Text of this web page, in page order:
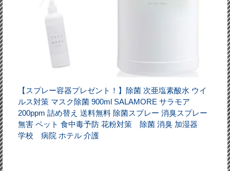
【スプレー容器プレゼント！】除菌 次亜塩素酸水 ウイ
ルス対策 マスク除菌 900ml SALAMORE サラモア
200ppm 詰め替え 送料無料 除菌スプレー 消臭スプレー
無害 ペット 食中毒予防 花粉対策 除菌 消臭 加湿器
学校 病院 ホテル 介護